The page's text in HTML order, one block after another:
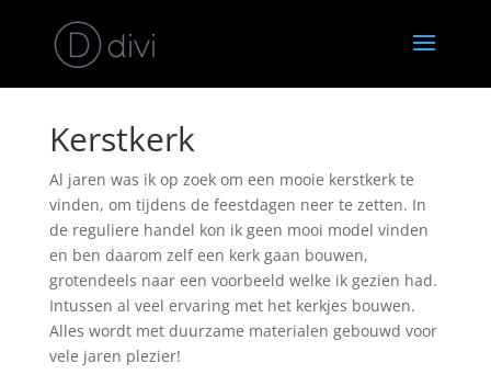
Kerstkerk
Al jaren was ik op zoek om een mooie kerstkerk te
vinden, om tijdens de feestdagen neer te zetten. In
de reguliere handel kon ik geen mooi model vinden
en ben daarom zelf een kerk gaan bouwen,
grotendeels naar een voorbeeld welke ik gezien had.
Intussen al veel ervaring met het kerkjes bouwen.
Alles wordt met duurzame materialen gebouwd voor
vele jaren plezier!